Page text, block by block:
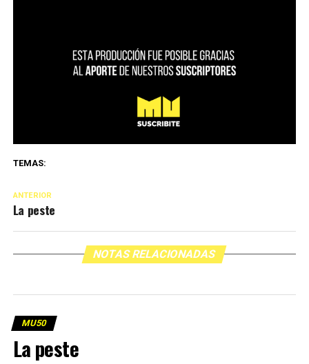
TEMAS:
ANTERIOR
La peste
NOTAS RELACIONADAS
MU50
La peste